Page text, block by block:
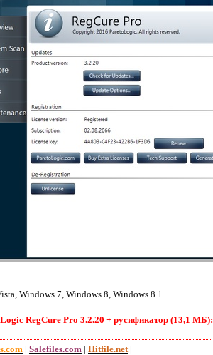
Windows 7, Windows 8, Windows 8.1
RegCure Pro 3.2.20 + русификатор (13,1 МБ):
| Salefiles.com | Hitfile.net|